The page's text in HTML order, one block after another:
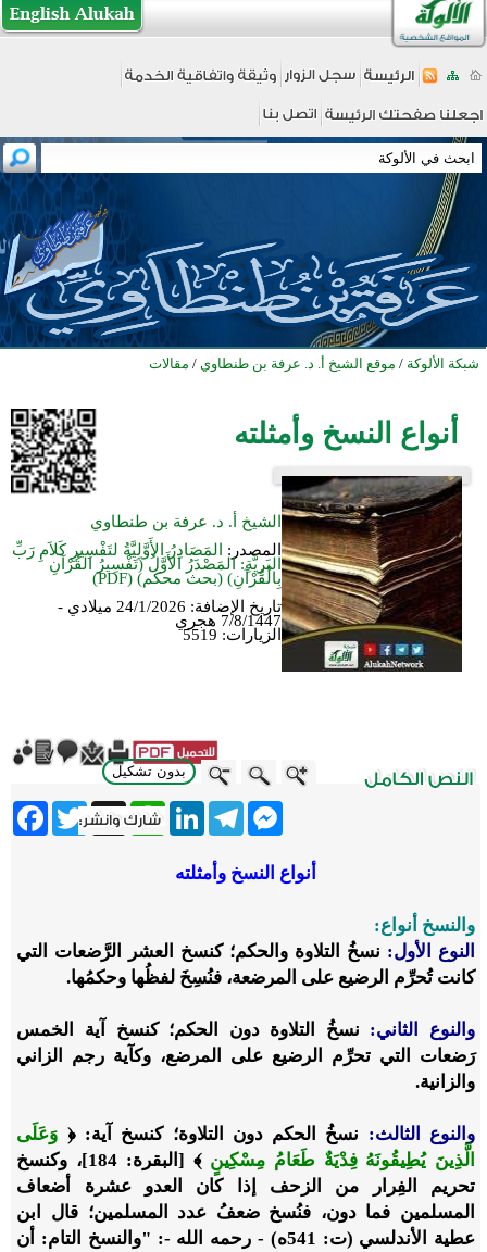
شبكة الألوكة / موقع الشيخ أ. د. عرفة بن طنطاوي / مقالات
أنواع النسخ وأمثلته
الشيخ أ. د. عرفة بن طنطاوي
المصدر:
المَصَادِرُ الأَوَّلِيَّةُ لتَفْسِيرِ كَلاَمِ رَبِّ
البَرِيَّةِ: المَصْدَرُ الأَوَّلُ (تَفْسِيرُ القُرْآنِ
بِالْقُرْآنِ) (بحث محكم) (PDF)
تاريخ الإضافة:
24/1/2026 ميلادي -
7/8/1447 هجري
الزيارات: 5519
بدون تشكيل
Twitter X
WhatsApp
LinkedInTelegram
Messenger
أنواع النسخ وأمثلته
والنسخ أنواع:
النوع الأول: نسخُ التلاوة والحكم؛ كنسخ العشر الرَّضعات التي
كانت تُحرِّم الرضيع على المرضعة، فنُسِخَ لفظُها وحكمُها.
والنوع الثاني: نسخُ التلاوة دون الحكم؛ كنسخ آية الخمس
رَضعات التي تحرِّم الرضيع على المرضع، وكآية رجم الزاني
والزانية.
والنوع الثالث: نسخُ الحكم دون التلاوة؛ كنسخ آية: ﴿ وَعَلَى
الَّذِينَ يُطِيقُونَهُ فِدْيَةٌ طَعَامُ مِسْكِينٍ
﴾ [البقرة: 184]، وكنسخ
تحريم الفِرار من الزحف إذا كان العدو عشرة أضعاف
المسلمين فما دون، فنُسخ ضعفُ عدد المسلمين؛ قال ابن
عطية الأندلسي (ت: 541ه) - رحمه الله -: "والنسخ التام: أن